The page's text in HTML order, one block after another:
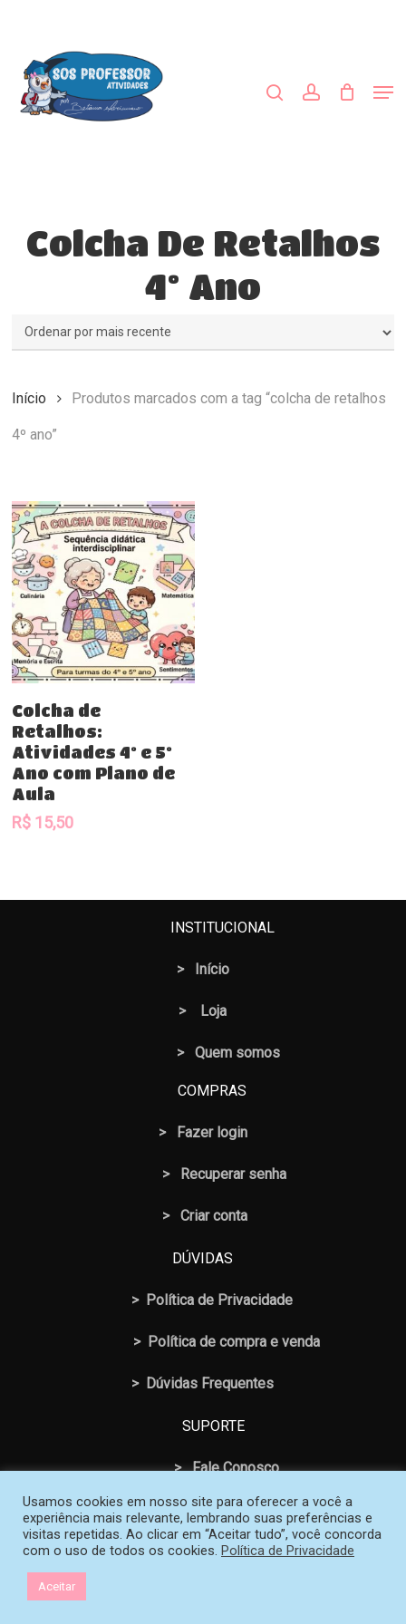
content
Colcha De Retalhos
4º Ano
Início Produtos marcados com a tag “colcha de retalhos
4º ano”
Comprar
Colcha de
Retalhos:
Atividades 4º e 5º
Ano com Plano de
Aula
R$ 15,50
INSTITUCIONAL
> Início
> Loja
> Quem somos
COMPRAS
> Fazer login
> Recuperar senha
> Criar conta
DÚVIDAS
> Política de Privacidade
> Política de compra e venda
> Dúvidas Frequentes
SUPORTE
> Fale Conosco
© 2026 Loja SOS Professor Atividades. Todos os Direitos
Reservados | Criado e mantido por
Usamos cookies em nosso site para oferecer a você a
experiência mais relevante, lembrando suas preferências e
visitas repetidas. Ao clicar em “Aceitar tudo”, você concorda
com o uso de todos os cookies. Política de Privacidade
Aceitar